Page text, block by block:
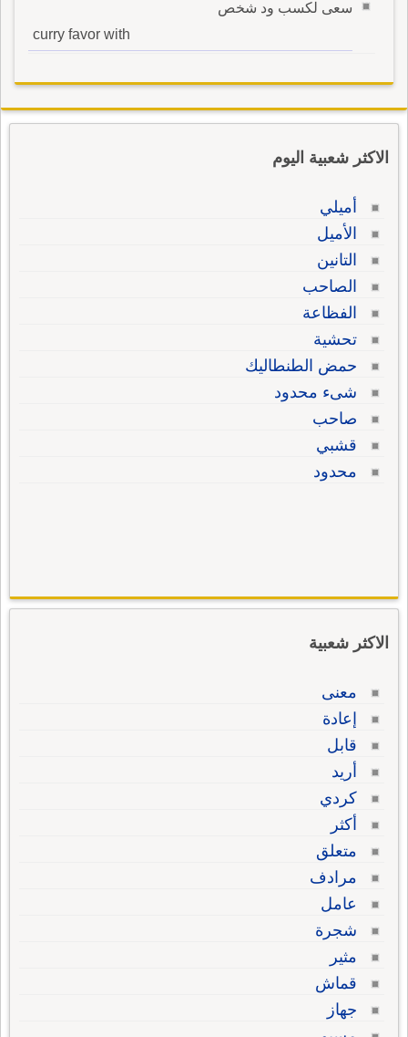
سعى لكسب ود شخص
curry favor with
الاكثر شعبية اليوم
أميلي
الأميل
التانين
الصاحب
الفظاعة
تحشية
حمض الطنطاليك
شىء محدود
صاحب
قشبي
محدود
الاكثر شعبية
معنى
إعادة
قابل
أريد
كردي
أكثر
متعلق
مرادف
عامل
شجرة
مثير
قماش
جهاز